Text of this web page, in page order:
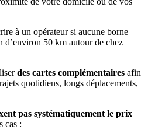
à un opérateur si aucune borne
d’environ 50 km autour de chez
des cartes complémentaires afin
quotidiens, longs déplacements,
pas systématiquement le prix
cas :